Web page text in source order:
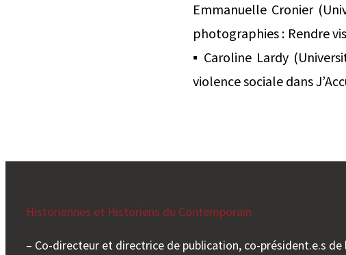
Emmanuelle Cronier
photographies : Rendre
▪ Caroline Lardy
violence sociale dans
Historiennes et Historiens du Contemporain
– Co-directeur et directrice de publication, co-président.e.s de